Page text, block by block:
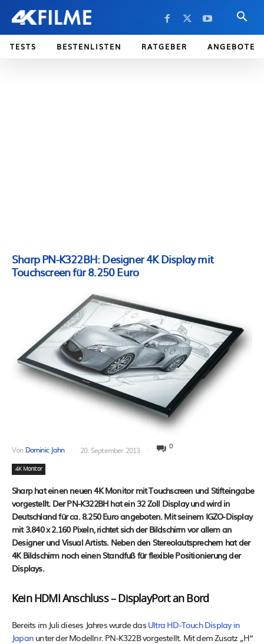
TESTS BESTENLISTEN RATGEBER ANGEBOTE
Sharp PN-K322BH: Designer 4K Display mit
Touchscreen für 8.250 Euro
Von Dominic Jahn 20. September 2013 0
4K Monitor
Sharp hat einen neuen 4K Monitor mit Touchscreen und Stifteingabe
vorgestellt. Der PN-K322BH hat ein 32 Zoll Display und wird in
Deutschland für ca. 8.250 Euro angeboten. Mit seinem IGZO-Display
mit 3.840 x 2.160 Pixeln, richtet sich der Bildschirm vor allem an
Designer und Visual Artists. Neben den Stereolautsprechern hat der
4K Bildschirm noch einen Standfuß für flexible Positionierung der
Displays.
Kein HDMI Anschluss – DisplayPort an Bord
Bereits im Juli dieses Jahres wurde das Ultra HD-Touch Display in
Japan unter der Modellnr. PN-K322B vorgestellt. Mit dem Zusatz „H“